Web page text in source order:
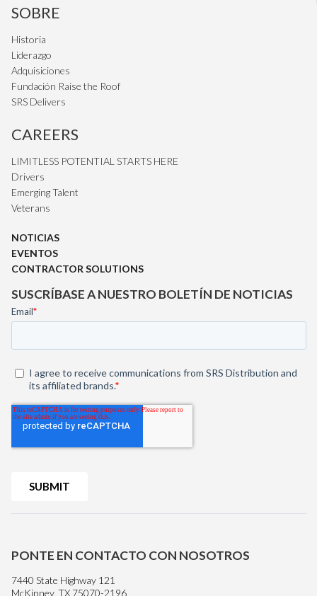
SOBRE
Historia
Liderazgo
Adquisiciones
Fundación Raise the Roof
SRS Delivers
CAREERS
LIMITLESS POTENTIAL STARTS HERE
Drivers
Emerging Talent
Veterans
NOTICIAS
EVENTOS
CONTRACTOR SOLUTIONS
SUSCRÍBASE A NUESTRO BOLETÍN DE NOTICIAS
PONTE EN CONTACTO CON NOSOTROS
7440 State Highway 121
McKinney, TX 75070-2196